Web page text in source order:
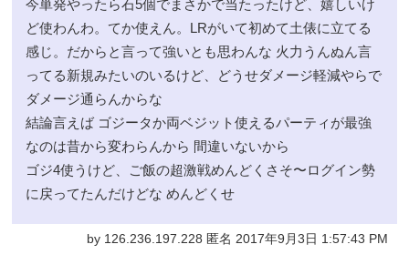
今単発やったら石5個でまさかで当たったけど、嬉しいけ
ど使わんわ。てか使えん。LRがいて初めて土俵に立てる
感じ。だからと言って強いとも思わんな 火力うんぬん言
ってる新規みたいのいるけど、どうせダメージ軽減やらで
ダメージ通らんからな
結論言えば ゴジータか両ベジット使えるパーティが最強
なのは昔から変わらんから 間違いないから
ゴジ4使うけど、ご飯の超激戦めんどくさそ〜ログイン勢
に戻ってたんだけどな めんどくせ
by 126.236.197.228 匿名 2017年9月3日 1:57:43 PM